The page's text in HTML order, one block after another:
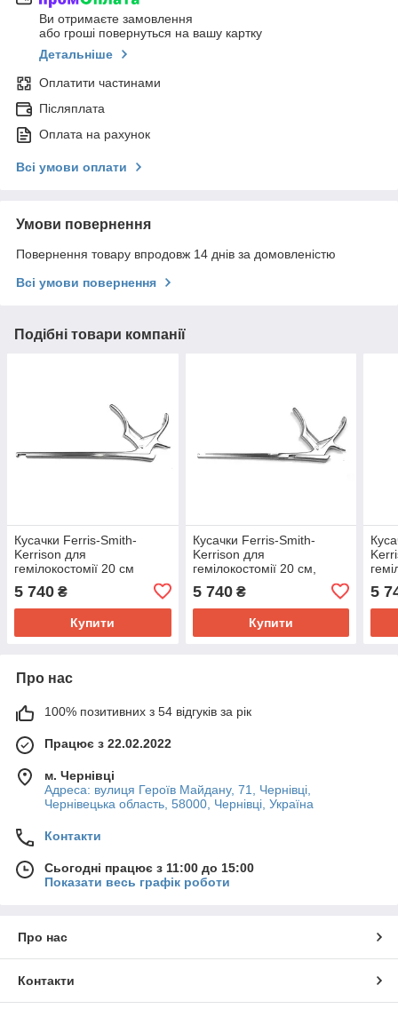
Ви отримаєте замовлення
або гроші повернуться на вашу картку
Детальніше
Оплатити частинами
Післяплата
Оплата на рахунок
Всі умови оплати
Умови повернення
Повернення товару впродовж 14 днів за домовленістю
Всі умови повернення
Подібні товари компанії
Кусачки Ferris-Smith-
Kerrison для
гемілокостомії 20 см
вигнуті вгору 90 градусів,
р.ч. 4 мм
SURGIWELOMED
5 740 ₴
Купити
Кусачки Ferris-Smith-
Kerrison для
гемілокостомії 20 см,
вигнуті вниз 90 градусів,
р.ч. 5 мм
SURGIWELOMED
5 740₴
Купити
р.ч.
5
Про нас
100% позитивних з 54 відгуків за рік
Працює з 22.02.2022
м. Чернівці
Адреса: вулиця Героїв Майдану, 71, Чернівці,
Чернівецька область, 58000, Чернівці, Україна
Контакти
Сьогодні працює з 11:00 до 15:00
Показати весь графік роботи
Про нас
Контакти